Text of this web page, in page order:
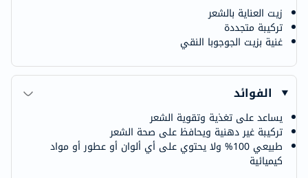
زيت العناية بالشعر
تركيبة متجددة
غنية بزيت الجوجوبا النقي
الفوائد
يساعد على تغذية وتقوية الشعر
تركيبة غير دهنية ويحافظ على صحة الشعر
طبيعي 100% ولا يحتوي على أي ألوان أو عطور أو مواد
كيميائية